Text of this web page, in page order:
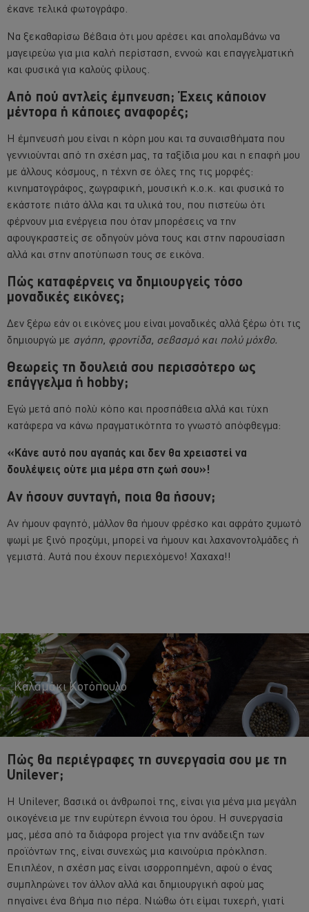
έκανε τελικά φωτογράφο.
Να ξεκαθαρίσω βέβαια ότι μου αρέσει και απολαμβάνω να
μαγειρεύω για μια καλή περίσταση, εννοώ και επαγγελματική
και φυσικά για καλούς φίλους.
Από πού αντλείς έμπνευση; Έχεις κάποιον
μέντορα ή κάποιες αναφορές;
Η έμπνευσή μου είναι η κόρη μου και τα συναισθήματα που
γεννιούνται από τη σχέση μας, τα ταξίδια μου και η επαφή μου
με άλλους κόσμους, η τέχνη σε όλες της τις μορφές:
κινηματογράφος, ζωγραφική, μουσική κ.ο.κ. και φυσικά το
εκάστοτε πιάτο άλλα και τα υλικά του, που πιστεύω ότι
φέρνουν μια ενέργεια που όταν μπορέσεις να την
αφουγκραστείς σε οδηγούν μόνα τους και στην παρουσίαση
αλλά και στην αποτύπωση τους σε εικόνα.
Πώς καταφέρνεις να δημιουργείς τόσο
μοναδικές εικόνες;
Δεν ξέρω εάν οι εικόνες μου είναι μοναδικές αλλά ξέρω ότι τις
δημιουργώ με αγάπη, φροντίδα, σεβασμό και πολύ μόχθο.
Θεωρείς τη δουλειά σου περισσότερο ως
επάγγελμα ή hobby;
Εγώ μετά από πολύ κόπο και προσπάθεια αλλά και τύχη
κατάφερα να κάνω πραγματικότητα το γνωστό απόφθεγμα:
«Κάνε αυτό που αγαπάς και δεν θα χρειαστεί να
δουλέψεις ούτε μια μέρα στη ζωή σου»!
Αν ήσουν συνταγή, ποια θα ήσουν;
Αν ήμουν φαγητό, μάλλον θα ήμουν φρέσκο και αφράτο ζυμωτό
ψωμί με ξινό προζύμι, μπορεί να ήμουν και λαχανοντολμάδες ή
γεμιστά. Αυτά που έχουν περιεχόμενο! Χαχαχα!!
Καλαμάκι Κοτόπουλο
Πώς θα περιέγραφες τη συνεργασία σου με τη
Unilever;
Η Unilever, βασικά οι άνθρωποί της, είναι για μένα μια μεγάλη
οικογένεια με την ευρύτερη έννοια του όρου. Η συνεργασία
μας, μέσα από τα διάφορα project για την ανάδειξη των
προϊόντων της, είναι συνεχώς μια καινούρια πρόκληση.
Επιπλέον, η σχέση μας είναι ισορροπημένη, αφού ο ένας
συμπληρώνει τον άλλον αλλά και δημιουργική αφού μας
πηγαίνει ένα βήμα πιο πέρα. Νιώθω ότι είμαι τυχερή, γιατί
Χρησιμοποιούμε cookies ( και παρόμοιες τεχνικές)
προκειμένου να βελτιώσουμε την εμπειρία σας στον
ιστότοπό μας. Τα Cookies σας βοηθούν να απολαμβάνετε
κάποιες δυνατότητες ( όπως να αποθηκεύετε επιγραμμικά